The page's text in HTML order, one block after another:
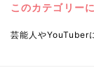
このカテゴリー
芸能人やYouTuber